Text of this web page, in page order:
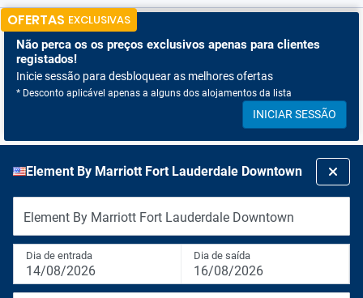
OFERTAS EXCLUSIVAS
Não perca os os preços exclusivos apenas para clientes
registados!
Inicie sessão para desbloquear as melhores ofertas
* Desconto aplicável apenas a alguns dos alojamentos da lista
INICIAR SESSÃO
Element By Marriott Fort Lauderdale Downtown
Element By Marriott Fort Lauderdale Downtown
Dia de entrada
14/08/2026
Dia de saída
16/08/2026